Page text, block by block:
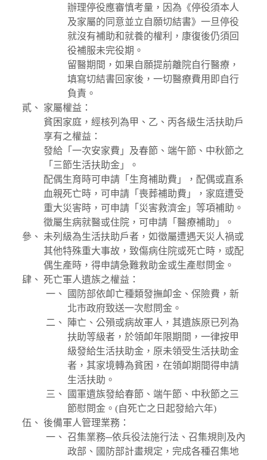
辦理停役應審慎考量，因為《停役須本人
及家屬的同意並立自願切結書》一旦停役
就沒有補助和就養的權利，康復後仍須回
役補服未完役期。
留醫期間，如果自願提前離院自行醫療，
填寫切結書回家後，一切醫療費用即自行
負責。
家屬權益：
貧困家庭，經核列為甲、乙、丙各級生活扶助戶
享有之權益：
發給「一次安家費」及春節、端午節、中秋節之
「三節生活扶助金」。
配偶生育時可申請「生育補助費」，配偶或直系
血親死亡時，可申請「喪葬補助費」，家庭遭受
重大災害時，可申請「災害救濟金」等項補助。
徵屬生病就醫或住院，可申請「醫療補助」。
未列級為生活扶助戶者，如徵屬遭遇天災人禍或
其他特殊重大事故，致傷病住院或死亡時，或配
偶生產時，得申請急難救助金或生產慰問金。
死亡軍人遺族之權益：
國防部依卹亡種類發撫卹金、保險費，新
北市政府致送一次慰問金。
陣亡、公殞或病故軍人，其遺族原已列為
扶助等級者，於領卹年限期間，一律按甲
級發給生活扶助金，原未領受生活扶助金
者，其家境轉為貧困，在領卹期間得申請
生活扶助。
國軍遺族發給春節、端午節、中秋節之三
節慰問金。(自死亡之日起發給六年)
後備軍人管理業務：
召集業務─依兵役法施行法、召集規則及內
政部、國防部計畫規定，完成各種召集地